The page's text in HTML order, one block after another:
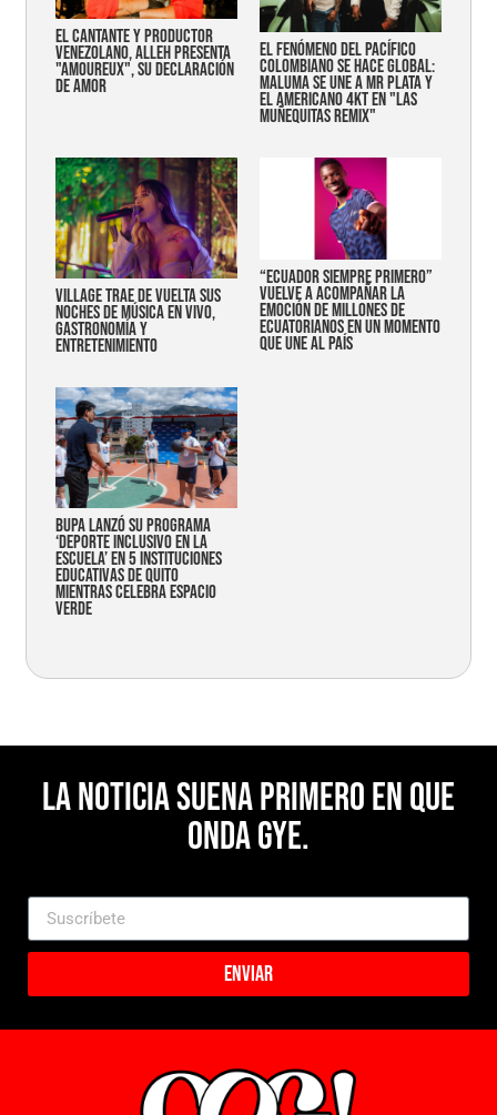
EL CANTANTE Y PRODUCTOR
VENEZOLANO, ALLEH PRESENTA
"AMOUREUX", SU DECLARACIÓN
DE AMOR
EL FENÓMENO DEL PACÍFICO
COLOMBIANO SE HACE GLOBAL:
MALUMA SE UNE A MR PLATA Y
EL AMERICANO 4KT EN "LAS
MUÑEQUITAS REMIX"
Village trae de vuelta sus
noches de música en vivo,
gastronomía y
entretenimiento
“Ecuador siempre primero”
vuelve a acompañar la
emoción de millones de
ecuatorianos en un momento
que une al país
Bupa lanzó su programa
‘Deporte Inclusivo en la
Escuela’ en 5 instituciones
educativas de Quito
mientras celebra espacio
verde
La noticia suena primero en Que
Onda Gye.
Enviar